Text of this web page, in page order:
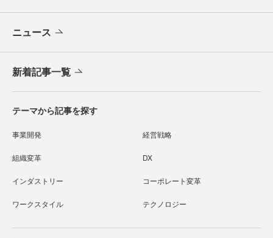
ニュース
新着記事一覧
テーマから記事を探す
事業開発 経営戦略
組織変革 DX
インダストリー コーポレート変革
ワークスタイル テクノロジー